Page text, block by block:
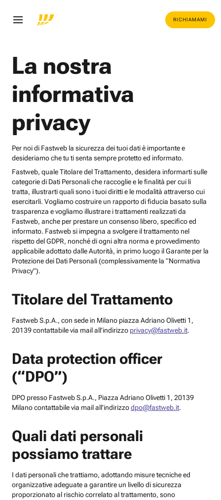
RICHIAMAMI
La nostra
informativa
privacy
Per noi di Fastweb la sicurezza dei tuoi dati è importante e
desideriamo che tu ti senta sempre protetto ed informato.
Fastweb, quale Titolare del Trattamento, desidera informarti sulle
categorie di Dati Personali che raccoglie e le finalità per cui li
tratta, illustrarti quali sono i tuoi diritti e le modalità attraverso cui
esercitarli. Vogliamo costruire un rapporto di fiducia basato sulla
trasparenza e vogliamo illustrare i trattamenti realizzati da
Fastweb, anche per prestare un consenso libero, specifico ed
informato. Fastweb si impegna a svolgere il trattamento nel
rispetto del GDPR, nonché di ogni altra norma e provvedimento
applicabile adottato dalle Autorità, in primo luogo il Garante per la
Protezione dei Dati Personali (complessivamente la “Normativa
Privacy”).
Titolare del Trattamento
Fastweb S.p.A., con sede in Milano piazza Adriano Olivetti 1,
20139 contattabile via mail all’indirizzo privacy@fastweb.it.
Data protection officer
(“DPO”)
DPO presso Fastweb S.p.A., Piazza Adriano Olivetti 1, 20139
Milano contattabile via mail all’indirizzodpo@fastweb.it.
Quali dati personali
possiamo trattare
I dati personali che trattiamo, adottando misure tecniche ed
organizzative adeguate a garantire un livello di sicurezza
proporzionato al rischio correlato al trattamento, sono